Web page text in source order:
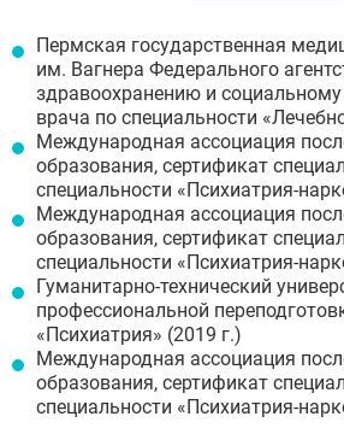
Пермская государственная
им. Вагнера Федерального
здравоохранению и
врача по специальности
Международная ассоциация
образования, сертификат
специальности «Психиатрия-
Международная ассоциация
образования, сертификат
специальности «Психиатрия-
Гуманитарно-технический
профессиональной
«Психиатрия» (2019 г.)
Международная ассоциация
образования, сертификат
специальности «Психиатрия-